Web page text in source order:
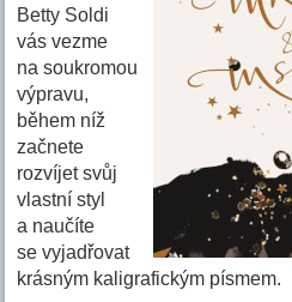
Betty Soldi
vás vezme
na soukromou
výpravu,
během níž
začnete
rozvíjet svůj
vlastní styl
a naučíte
se vyjadřovat
krásným kaligrafickým písmem.